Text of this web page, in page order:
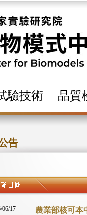
驗技術 品質
告
06/17 農業部核可本